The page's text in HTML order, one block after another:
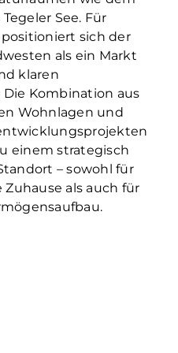
See. Für
sich der
als ein Markt
klaren
Kombination aus
Wohnlagen und
einem strategisch
– sowohl für
als auch für